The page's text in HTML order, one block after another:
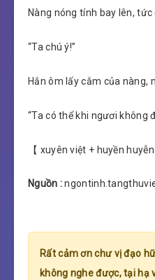
Nàng nóng tính bay lên, tức
“Ta chú ý!”
Hắn ôm lấy cằm của nàng,
“Ta có thể khi ngươi không
【 xuyên việt + huyền huyễn
Nguồn :
Rất cảm ơn chư vị đạo
không nghe được, tại hạ